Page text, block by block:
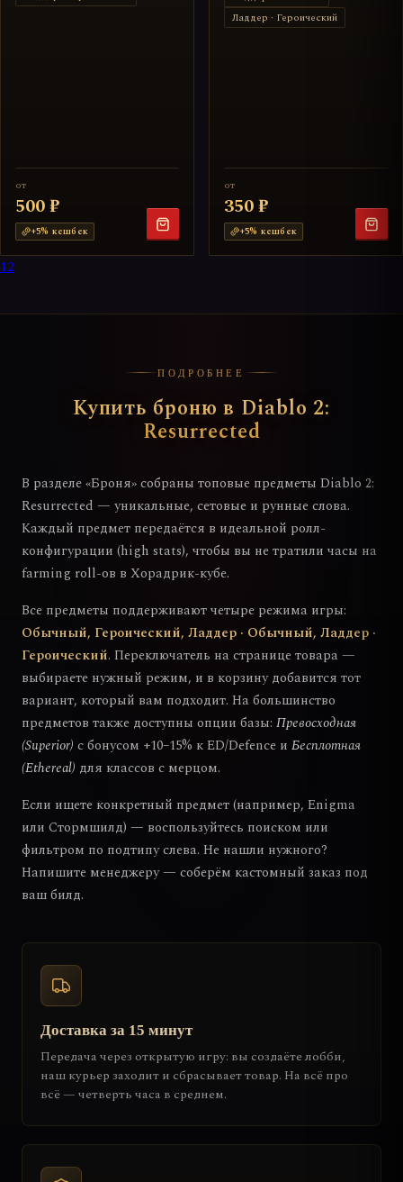
от
500 ₽
+5% кешбек
Ладдер · Героический
от
350 ₽
+5% кешбек
12
ПОДРОБНЕЕ
Купить броню в Diablo 2:
Resurrected
В разделе «Броня» собраны топовые предметы Diablo 2:
Resurrected — уникальные, сетовые и рунные слова.
Каждый предмет передаётся в идеальной ролл-
конфигурации (high stats), чтобы вы не тратили часы на
farming roll-ов в Хорадрик-кубе.
Все предметы поддерживают четыре режима игры:
Обычный, Героический, Ладдер · Обычный, Ладдер ·
Героический. Переключатель на странице товара —
выбираете нужный режим, и в корзину добавится тот
вариант, который вам подходит. На большинство
предметов также доступны опции базы: Превосходная
(Superior) с бонусом +10–15% к ED/Defence и Бесплотная
(Ethereal) для классов с мерцом.
Если ищете конкретный предмет (например, Enigma
или Стормшилд) — воспользуйтесь поиском или
фильтром по подтипу слева. Не нашли нужного?
Напишите менеджеру — соберём кастомный заказ под
ваш билд.
Доставка за 15 минут
Передача через открытую игру: вы создаёте лобби,
наш курьер заходит и сбрасывает товар. На всё про
всё — четверть часа в среднем.